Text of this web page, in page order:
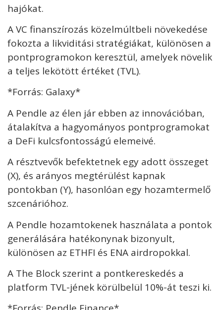
hajókat.
A VC finanszírozás közelmúltbeli növekedése
fokozta a likviditási stratégiákat, különösen a
pontprogramokon keresztül, amelyek növelik
a teljes lekötött értéket (TVL).
*Forrás: Galaxy*
A Pendle az élen jár ebben az innovációban,
átalakítva a hagyományos pontprogramokat
a DeFi kulcsfontosságú elemeivé.
A résztvevők befektetnek egy adott összeget
(X), és arányos megtérülést kapnak
pontokban (Y), hasonlóan egy hozamtermelő
szcenárióhoz.
A Pendle hozamtokenek használata a pontok
generálására hatékonynak bizonyult,
különösen az ETHFI és ENA airdropokkal.
A The Block szerint a pontkereskedés a
platform TVL-jének körülbelül 10%-át teszi ki.